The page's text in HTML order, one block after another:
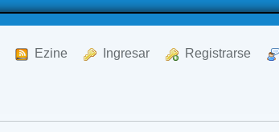
Ezine Ingresar Registrarse